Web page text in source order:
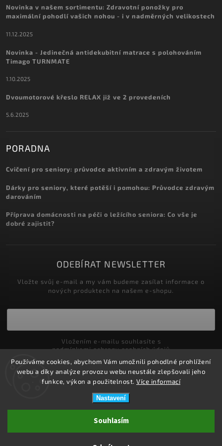
Používáme cookies, abychom Vám umožnili pohodlné prohlížení
webu a díky analýze provozu webu neustále zlepšovali jeho
funkce, výkon a použitelnost. Více informací
Nastavení
Souhlasím
Novinka v našem sortimentu: Zdravotní ponožky pro
maximální pohodlí vašich nohou - i v nadměrných velikostech
11.12.2025
Novinka - Jedinečná antidekubitní matrace s polohováním
Timago TURNMATE
1.10.2025
Dvoumotorové křeslo RELAX již ve 2 provedeních
5.6.2025
PORADNA
Cvičení pro seniory: průvodce aktivním a zdravým životem
Dárky pro seniory, které potěší i pomohou: Průvodce zdravým
darováním
Příprava domácnosti na péči o ležícího seniora: Co vše je
dobré zajistit?
ODEBÍRAT NEWSLETTER
Vložte svůj e-mail a my vám budeme zasílat informace o
nových produktech na našem e-shopu.
podmínkami ochrany osobních údajů
Přihlásit se
ZDRAVOTNÍ POTŘEBY DRDLOVÁ
Upravit nastavení cookies